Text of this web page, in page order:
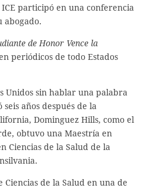
participó en una conferencia
abogado.
de Honor Vence la
periódicos de todo Estados
Unidos sin hablar una palabra
años después de la
Dominguez Hills, como el
obtuvo una Maestría en
Ciencias de la Salud de la
Ciencias de la Salud en una de